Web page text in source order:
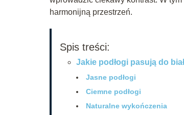
harmonijną przestrzeń.
Spis treści:
Jakie podłogi pasują do
Jasne podłogi
Ciemne podłogi
Naturalne wykończenia